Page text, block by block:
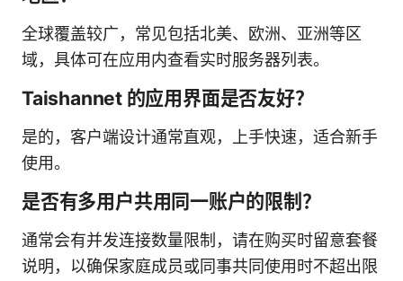
全球覆盖较广，常见包括北美、欧洲、亚洲等区
域，具体可在应用内查看实时服务器列表。
Taishannet 的应用界面是否友好？
是的，客户端设计通常直观，上手快速，适合新手
使用。
是否有多用户共用同一账户的限制？
通常会有并发连接数量限制，请在购买时留意套餐
说明，以确保家庭成员或同事共同使用时不超出限